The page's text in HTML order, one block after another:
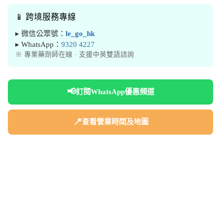
📱 跨境服務專線
▸ 微信公眾號： le_go_hk
▸ WhatsApp： 9320 4227
※ 專業藥劑師在線 · 支援中英雙語諮詢
📢訂閱WhatsApp優惠頻道
📍查看營業時間及地圖